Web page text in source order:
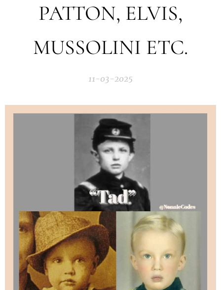
PATTON, ELVIS,
MUSSOLINI ETC.
11-03-2025